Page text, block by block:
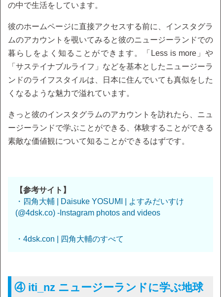
の中で生活をしています。
彼のホームページに直接アクセスする前に、インスタグラ
ムのアカウントを覗いてみると彼のニュージーランドでの
暮らしをよく知ることができます。「Less is more」や
「サステイナブルライフ」などを基本としたニュージーラ
ンドのライフスタイルは、日本に住んでいても真似をした
くなるような魅力で溢れています。
きっと彼のインスタグラムのアカウントを訪れたら、ニュ
ージーランドで学ぶことができる、体験することができる
素敵な価値観について知ることができるはずです。
【参考サイト】
・四角大輔 | Daisuke YOSUMI | よすみだいすけ
(@4dsk.co) -Instagram photos and videos
・4dsk.con | 四角大輔のすべて
④ iti_nz ニュージーランドに学ぶ地球